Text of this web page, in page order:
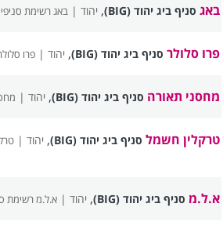
באג סניף ביג יהוד (BIG) , יהוד |באג רשימת
פרו סלולר סניף ביג יהוד (BIG) , יהוד |פרו
מחסני תאורה סניף ביג יהוד (BIG) , יהוד |
טרקלין חשמל סניף ביג יהוד (BIG) , יהוד |
א.ל.מ סניף ביג יהוד (BIG) , יהוד |א.ל.מ רשימת